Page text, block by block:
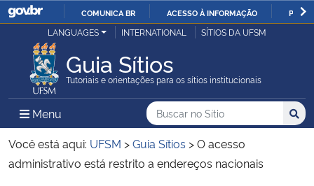
IR
O
COMUNICA BR ACESSO À INFORMAÇÃO
Ministério da Justiça e Segurança Pública
Ministério da Defesa
Ministério das Relações Exteriores
LANGUAGES INTERNATIONAL SÍTIOS DA UFSM
Guia Sítios
Tutoriais e orientações para os sítios institucionais
Menu Menu Principal do Sítio
Busca
Buscar no no Sítio
Busca:
Você está aqui: UFSM >Guia Sítios >O acesso
administrativo está restrito a endereços nacionais